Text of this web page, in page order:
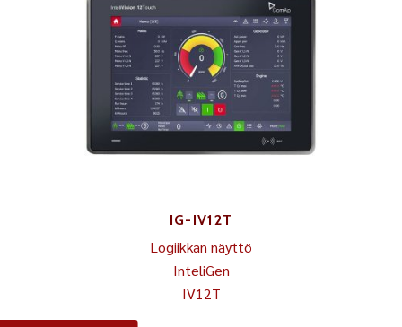
IG-IV12T
Logiikkan näyttö
InteliGen
IV12T